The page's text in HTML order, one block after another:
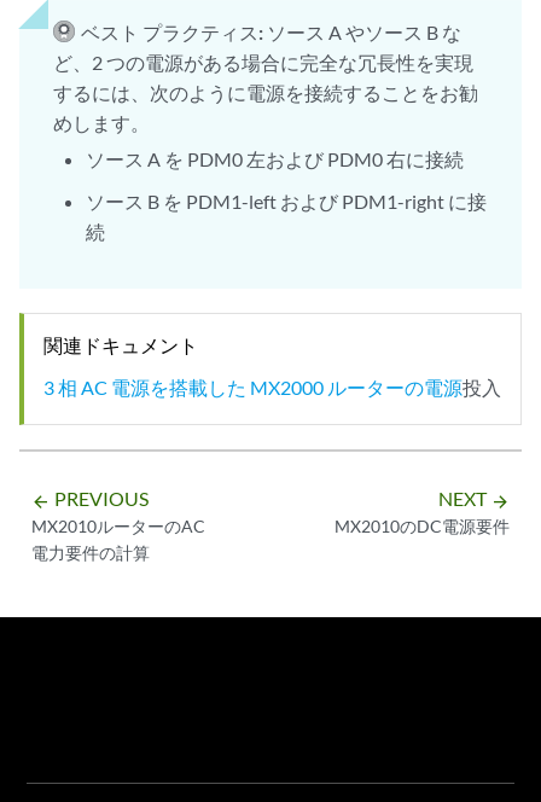
ベスト プラクティス: ソース A やソース B な
ど、2 つの電源がある場合に完全な冗長性を実現
するには、次のように電源を接続することをお勧
めします。
ソース A を PDM0 左および PDM0 右に接続
ソース B を PDM1-left および PDM1-right に接
続
関連ドキュメント
3 相 AC 電源を搭載した MX2000 ルーターの電源投入
arrow_backward PREVIOUS
MX2010ルーターのAC
電力要件の計算
NEXT arrow_forward
MX2010のDC電源要件